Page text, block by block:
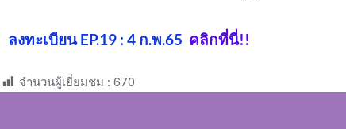
ลงทะเบียนEP.19 : 4 ก.พ.65 คลิกที่นี่!!
จำนวนผู้เยี่ยมชม : 670